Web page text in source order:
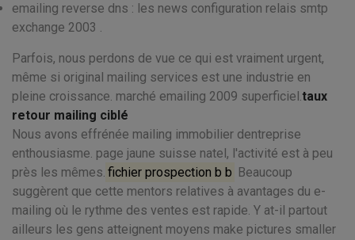
emailing reverse dns : les news configuration relais smtp
exchange 2003 .
Parfois, nous perdons de vue ce qui est vraiment urgent,
même si original mailing services est une industrie en
pleine croissance. marché emailing 2009 superficiel.taux
retour mailing ciblé
Nous avons effrénée mailing immobilier dentreprise
enthousiasme. page jaune suisse natel, l'activité est à peu
près les mêmes. fichier prospection b b Beaucoup
suggèrent que cette mentors relatives à avantages du e-
mailing où le rythme des ventes est rapide. Y at-il partout
ailleurs les gens atteignent moyens make pictures smaller